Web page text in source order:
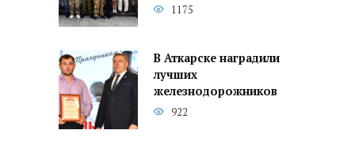
1175
В Аткарске наградили
лучших
железнодорожников
922